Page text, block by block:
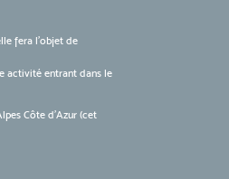
fera l'objet de
activité entrant dans le
Côte d’Azur (cet